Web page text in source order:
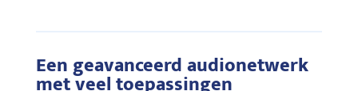
Een geavanceerd audionetwerk